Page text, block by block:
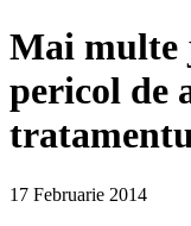
Mai multe
pericol de
17 Februarie 2014